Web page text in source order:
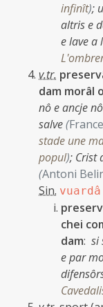
infinît);
altris e
e lave a
v.tr.
dam morâl
nô e ancje
salve(
stade une
popul); Crist
(Antoni
Sin. vuardâ
chei
dam: si
e par